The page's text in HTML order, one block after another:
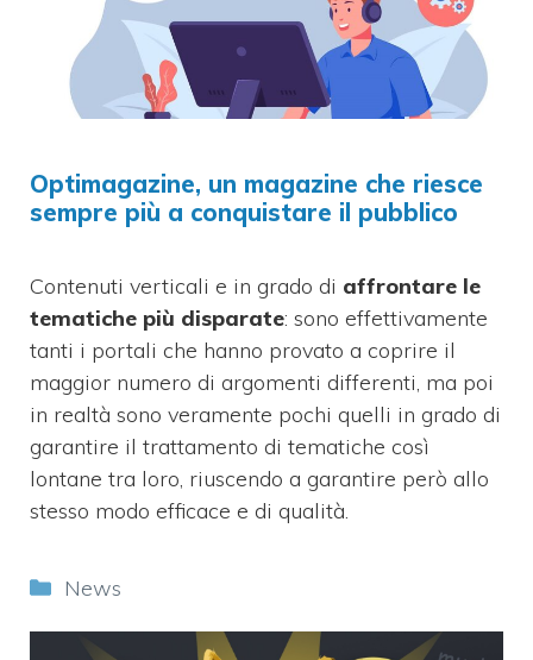
Optimagazine, un magazine che riesce
sempre più a conquistare il pubblico
Contenuti verticali e in grado di affrontare le
tematiche più disparate: sono effettivamente
tanti i portali che hanno provato a coprire il
maggior numero di argomenti differenti, ma poi
in realtà sono veramente pochi quelli in grado di
garantire il trattamento di tematiche così
lontane tra loro, riuscendo a garantire però allo
stesso modo efficace e di qualità.
Categorie
News